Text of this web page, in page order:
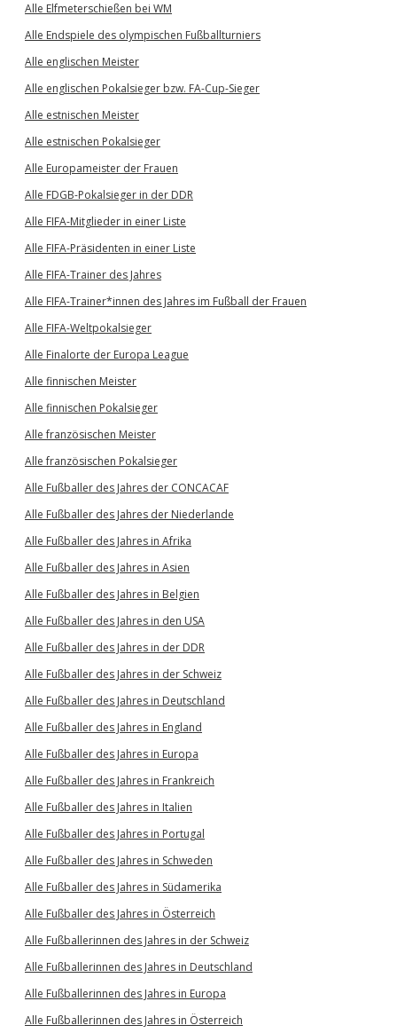
Alle Elfmeterschießen bei WM
Alle Endspiele des olympischen Fußballturniers
Alle englischen Meister
Alle englischen Pokalsieger bzw. FA-Cup-Sieger
Alle estnischen Meister
Alle estnischen Pokalsieger
Alle Europameister der Frauen
Alle FDGB-Pokalsieger in der DDR
Alle FIFA-Mitglieder in einer Liste
Alle FIFA-Präsidenten in einer Liste
Alle FIFA-Trainer des Jahres
Alle FIFA-Trainer*innen des Jahres im Fußball der Frauen
Alle FIFA-Weltpokalsieger
Alle Finalorte der Europa League
Alle finnischen Meister
Alle finnischen Pokalsieger
Alle französischen Meister
Alle französischen Pokalsieger
Alle Fußballer des Jahres der CONCACAF
Alle Fußballer des Jahres der Niederlande
Alle Fußballer des Jahres in Afrika
Alle Fußballer des Jahres in Asien
Alle Fußballer des Jahres in Belgien
Alle Fußballer des Jahres in den USA
Alle Fußballer des Jahres in der DDR
Alle Fußballer des Jahres in der Schweiz
Alle Fußballer des Jahres in Deutschland
Alle Fußballer des Jahres in England
Alle Fußballer des Jahres in Europa
Alle Fußballer des Jahres in Frankreich
Alle Fußballer des Jahres in Italien
Alle Fußballer des Jahres in Portugal
Alle Fußballer des Jahres in Schweden
Alle Fußballer des Jahres in Südamerika
Alle Fußballer des Jahres in Österreich
Alle Fußballerinnen des Jahres in der Schweiz
Alle Fußballerinnen des Jahres in Deutschland
Alle Fußballerinnen des Jahres in Europa
Alle Fußballerinnen des Jahres in Österreich